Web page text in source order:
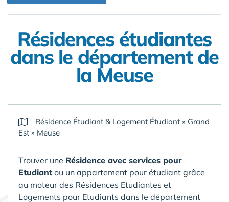
Résidences étudiantes
dans le département de
la Meuse
Résidence Étudiant & Logement Étudiant » Grand
Est » Meuse
Trouver une Résidence avec services pour
Etudiant ou un appartement pour étudiant grâce
au moteur des Résidences Etudiantes et
Logements pour Etudiants dans le département